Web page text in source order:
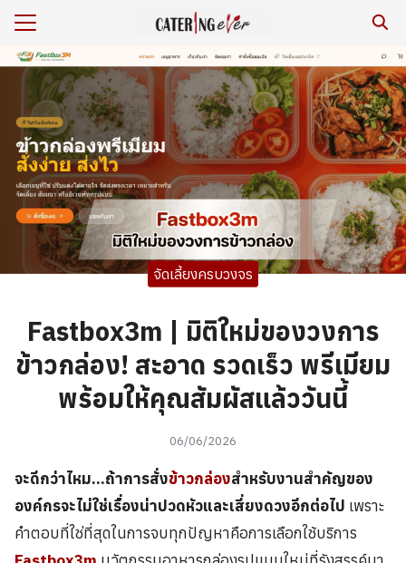
Skip
content
าร/รีวิว
รา
เรา
ยสิ่งแวดล้อม
Search
for:
จัดเลี้ยงครบวงจร
Fastbox3m | มิติใหม่ของวงการ
ข้าวกล่อง! สะอาด รวดเร็ว พรีเมียม
พร้อมให้คุณสัมผัสแล้ววันนี้
06/06/2026
จะดีกว่าไหม…ถ้าการสั่งข้าวกล่องสำหรับงานสำคัญของ
องค์กรจะไม่ใช่เรื่องน่าปวดหัวและเสี่ยงดวงอีกต่อไป เพราะ
คำตอบที่ใช่ที่สุดในการจบทุกปัญหาคือการเลือกใช้บริการ